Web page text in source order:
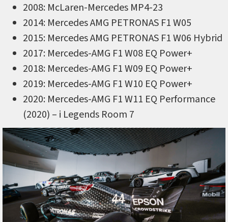
2008: McLaren-Mercedes MP4-23
2014: Mercedes AMG PETRONAS F1 W05
2015: Mercedes AMG PETRONAS F1 W06 Hybrid
2017: Mercedes-AMG F1 W08 EQ Power+
2018: Mercedes-AMG F1 W09 EQ Power+
2019: Mercedes-AMG F1 W10 EQ Power+
2020: Mercedes-AMG F1 W11 EQ Performance
(2020) – i Legends Room 7